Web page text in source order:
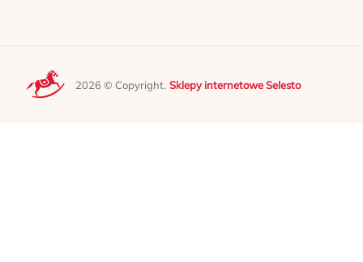
2026 © Copyright. Sklepy internetowe Selesto